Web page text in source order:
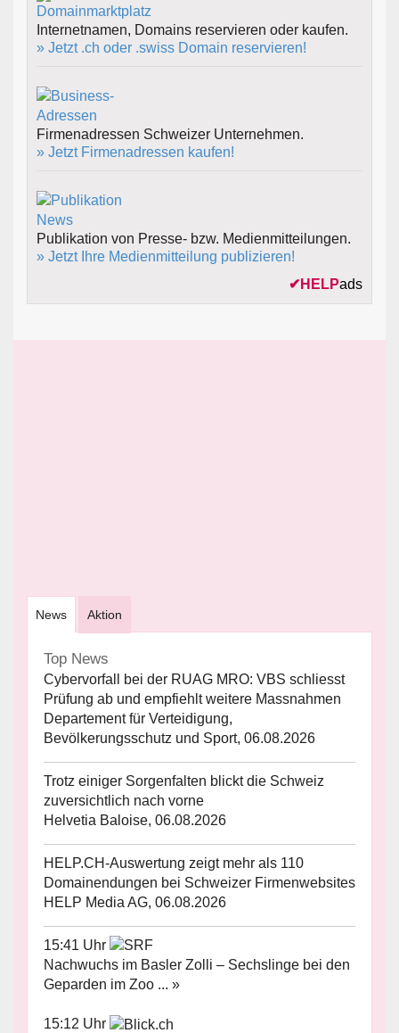
Internetnamen, Domains reservieren oder kaufen.
» Jetzt .ch oder .swiss Domain reservieren!
Firmenadressen Schweizer Unternehmen.
» Jetzt Firmenadressen kaufen!
Publikation von Presse- bzw. Medienmitteilungen.
» Jetzt Ihre Medienmitteilung publizieren!
✔ HELPads
News Aktion
Top News
Cybervorfall bei der RUAG MRO: VBS schliesst
Prüfung ab und empfiehlt weitere Massnahmen
Departement für Verteidigung,
Bevölkerungsschutz und Sport, 06.08.2026
Trotz einiger Sorgenfalten blickt die Schweiz
zuversichtlich nach vorne
Helvetia Baloise, 06.08.2026
HELP.CH-Auswertung zeigt mehr als 110
Domainendungen bei Schweizer Firmenwebsites
HELP Media AG, 06.08.2026
15:41 Uhr
Nachwuchs im Basler Zolli – Sechslinge bei den
Geparden im Zoo ... »
15:12 Uhr